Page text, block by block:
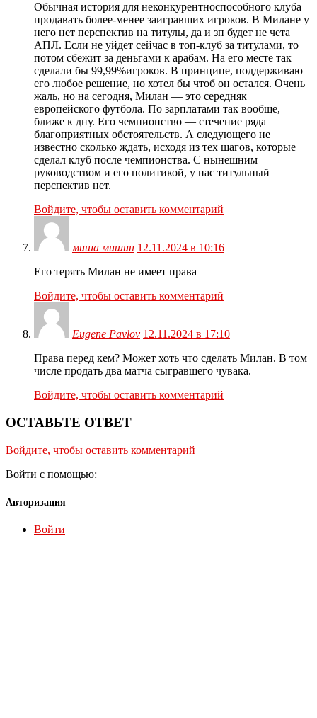
Обычная история для неконкурентноспособного клуба
продавать более-менее заигравших игроков. В Милане у
него нет перспектив на титулы, да и зп будет не чета
АПЛ. Если не уйдет сейчас в топ-клуб за титулами, то
потом сбежит за деньгами к арабам. На его месте так
сделали бы 99,99%игроков. В принципе, поддерживаю
его любое решение, но хотел бы чтоб он остался. Очень
жаль, но на сегодня, Милан — это середняк
европейского футбола. По зарплатами так вообще,
ближе к дну. Его чемпионство — стечение ряда
благоприятных обстоятельств. А следующего не
известно сколько ждать, исходя из тех шагов, которые
сделал клуб после чемпионства. С нынешним
руководством и его политикой, у нас титульный
перспектив нет.
Войдите, чтобы оставить комментарий
миша мишин 12.11.2024 в 10:16
Его терять Милан не имеет права
Войдите, чтобы оставить комментарий
Eugene Pavlov 12.11.2024 в 17:10
Права перед кем? Может хоть что сделать Милан. В том
числе продать два матча сыгравшего чувака.
Войдите, чтобы оставить комментарий
ОСТАВЬТЕ ОТВЕТ
Войдите, чтобы оставить комментарий
Войти с помощью:
Авторизация
Войти